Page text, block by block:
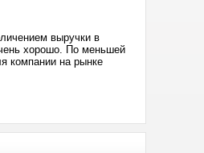
выручки в
хорошо. По меньшей
компании на рынке